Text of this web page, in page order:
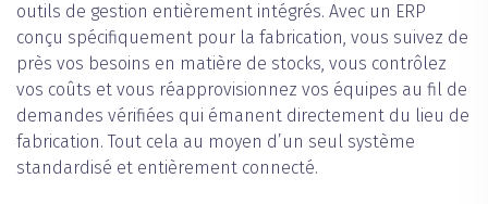
outils de gestion entièrement intégrés. Avec un ERP
conçu spécifiquement pour la fabrication, vous suivez de
près vos besoins en matière de stocks, vous contrôlez
vos coûts et vous réapprovisionnez vos équipes au fil de
demandes vérifiées qui émanent directement du lieu de
fabrication. Tout cela au moyen d’un seul système
standardisé et entièrement connecté.